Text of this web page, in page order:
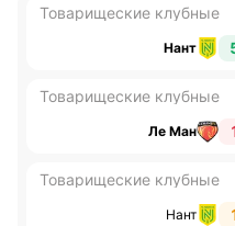
Товарищеские клубные
Нант
Товарищеские клубные
Ле Ман
Товарищеские клубные
Нант